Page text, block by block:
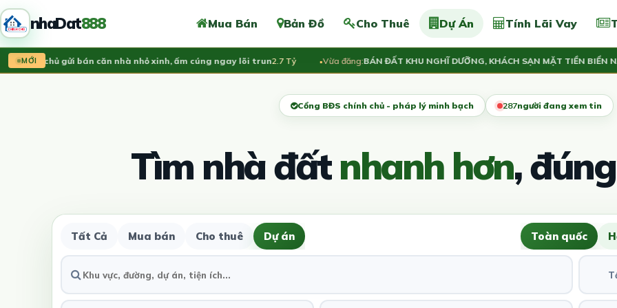
nhaDat888 Mua Bán Bản Đồ Cho Thuê Dự Án Tính Lãi Vay
MỚI
chủ gửi bán căn nhà nhỏ xinh, ấm cúng ngay lõi trun 2.7 Tỷ Vừa đăng:BÁN ĐẤT KHU NGHĨ DƯỠNG, KHÁCH SẠN MẶT TIỀN BIỂN NAM
Cổng BĐS chính chủ - pháp lý minh bạch 284người đang xem tin
Tìm nhà đấtnhanh hơn,
Tất Cả Mua bán Cho thuê Dự án Toàn quốc